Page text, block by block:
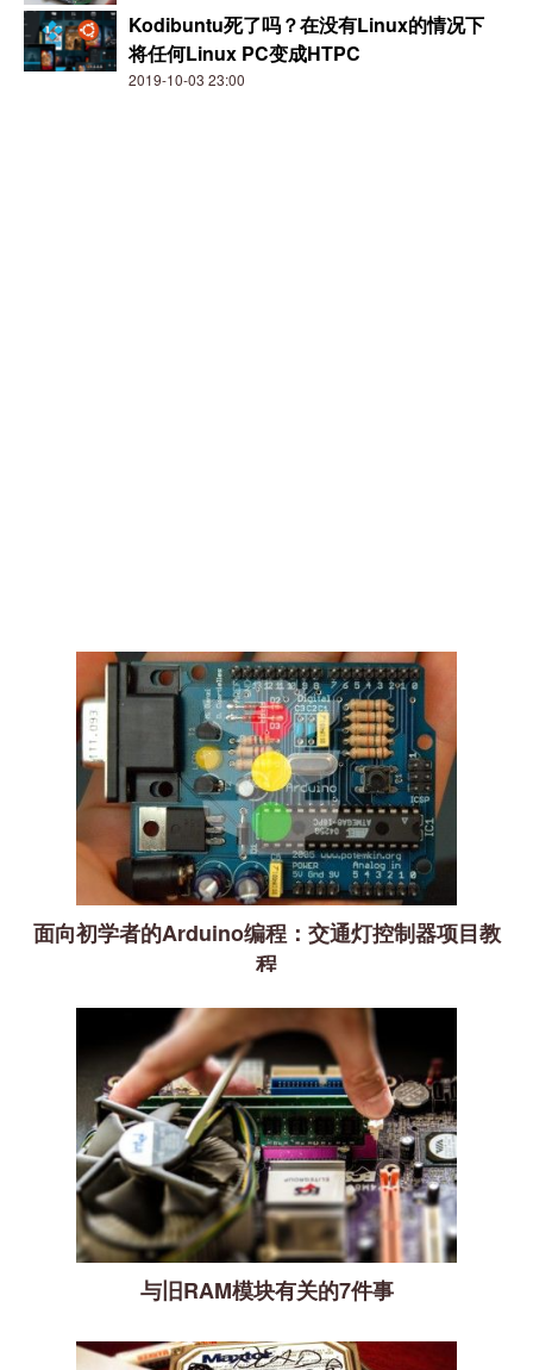
Kodibuntu死了吗？在没有Linux的情况下
将任何Linux PC变成HTPC
2019-10-03 23:00
面向初学者的Arduino编程：交通灯控制器项目教
程
与旧RAM模块有关的7件事